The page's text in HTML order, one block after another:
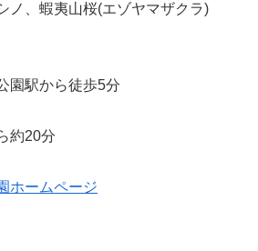
ノ、蝦夷山桜(エゾヤマザクラ)
園駅から徒歩5分
約20分
ホームページ